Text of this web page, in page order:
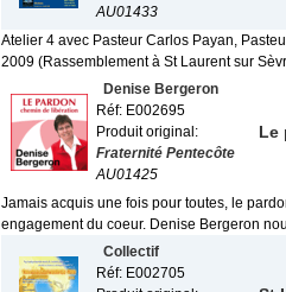
AU01433
Atelier 4 avec Pasteur Carlos Payan,
2009 (Rassemblement à St Laurent sur
Denise Bergeron
Réf: E002695
Produit original:
Fraternité Pentecôte
AU01425
Le
Jamais acquis une fois pour toutes, le
engagement du coeur. Denise Bergeron
Collectif
Réf: E002705